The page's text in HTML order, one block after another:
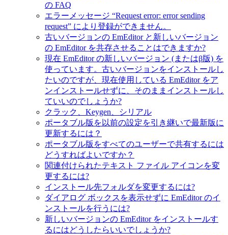
の FAQ
エラーメッセージ “Request error: error sending
request” により登録ができません。
古いバージョンの EmEditor と新しいバージョン
の EmEditor を共存させることはできますか?
現在 EmEditor の新しいバージョン (またはβ版) を
使っています。古いバージョンをインストールし
たいのですが、現在使用している EmEditor をア
ンインストールせずに、そのままインストールし
ていいのでしょうか?
クラック、Keygen、シリアル
ポータブル版を以前の設定を引き継いで最新版に
更新するには？
ポータブル版をすべてのユーザーで共有するには
どうすればよいですか？
関連付けられたテキスト ファイル アイコンを変
更するには?
インストール先フォルダを変更するには?
ダイアログ ボックスを表示せずに EmEditor のイ
ンストールを行うには?
新しいバージョンの EmEditor をインストールす
るにはどうしたらいいでしょうか?